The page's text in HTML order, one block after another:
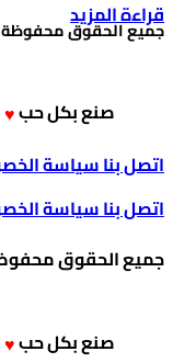
قراءة المزيد
جميع الحقوق محفوظة 2026 © مكان فوتوسيشن
صنع بكل حب♥
اتصل بناسياسة
اتصل بناسياسة
جميع الحقوق محفوظة 2026 © مكان
صنع بكل حب♥